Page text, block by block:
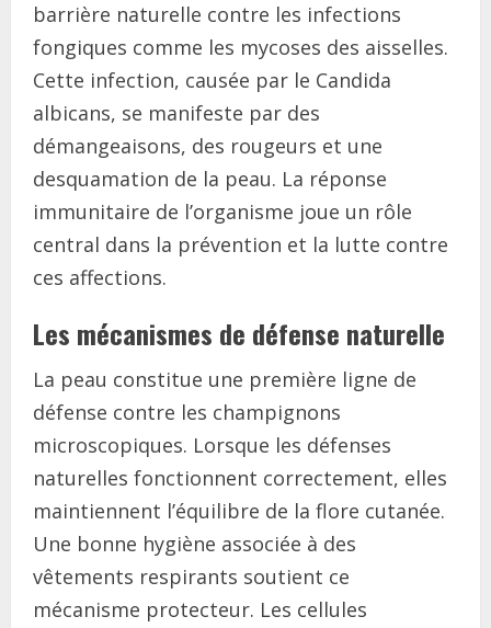
barrière naturelle contre les infections
fongiques comme les mycoses des aisselles.
Cette infection, causée par le Candida
albicans, se manifeste par des
démangeaisons, des rougeurs et une
desquamation de la peau. La réponse
immunitaire de l’organisme joue un rôle
central dans la prévention et la lutte contre
ces affections.
Les mécanismes de défense naturelle
La peau constitue une première ligne de
défense contre les champignons
microscopiques. Lorsque les défenses
naturelles fonctionnent correctement, elles
maintiennent l’équilibre de la flore cutanée.
Une bonne hygiène associée à des
vêtements respirants soutient ce
mécanisme protecteur. Les cellules